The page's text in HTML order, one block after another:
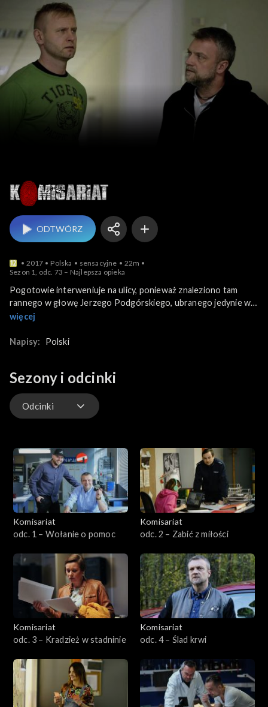
ODTWÓRZ
2017 Polska sensacyjne
22m
Sezon 1, odc. 73 – Najlepsza opieka
Pogotowie interweniuje na ulicy, ponieważ znaleziono tam
rannego w głowę Jerzego Podgórskiego, ubranego jedynie w
piżamę i zachowującego się co najmniej niestandardowo.
sprawy komisarza Maja i aspiranta Zawilskiego.
więcej
Napisy: Polski
Sezony i odcinki
Odcinki
Komisariat
odc. 1 – Wołanie o pomoc
Komisariat
odc. 2 – Zabić z miłości
Komisariat
odc. 3 – Kradzież w stadninie
Komisariat
odc. 4 – Ślad krwi